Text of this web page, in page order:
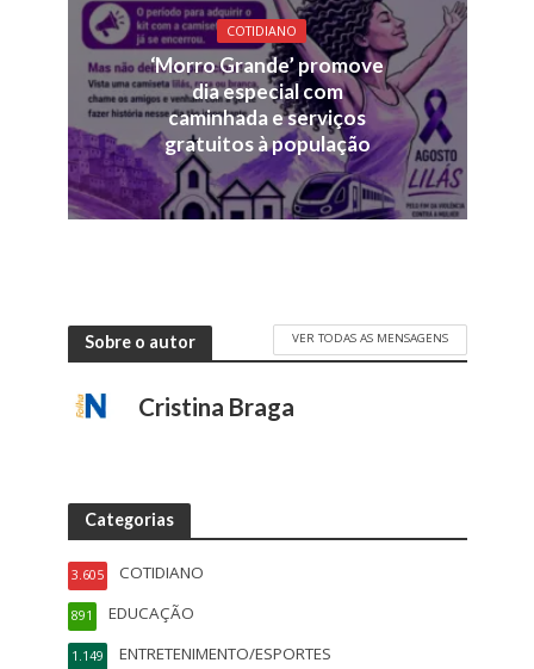
COTIDIANO
‘Morro Grande’ promove
dia especial com
caminhada e serviços
gratuitos à população
Sobre o autor VER TODAS AS MENSAGENS
Cristina Braga
Categorias
COTIDIANO
3.605
EDUCAÇÃO
891
ENTRETENIMENTO/ESPORTES
1.149